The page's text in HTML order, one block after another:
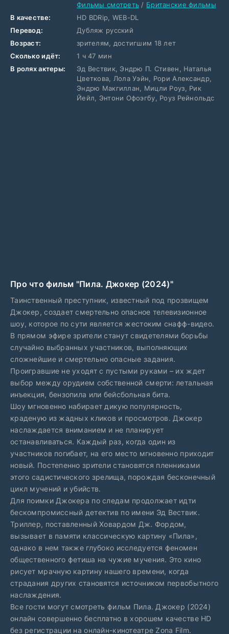
Фильмы смотреть / Британские фильмы
В качестве:
HD BDRip, WEB-DL
Перевод:
Дубляж русский
Возраст:
зрителям, достигшим 18 лет
Сколько идёт:
1 ч 47 мин
В ролях актеры:
Эд Вествик, Эндрю П. Стивен, Наталья
Цветкова, Лола Уэйн, Рори Александр,
Эндрю Макгиллан, Мицли Роуз, Рик
Йейл, Энтони Офоэгбу, Роуз Рейнольдс
Про что фильм "Пила. Джокер (2024)"
Таинственный преступник, известный под прозвищем
Джокер, создает смертельно опасное телевизионное
шоу, которое по сути является жестоким снафф-видео.
В прямом эфире зрители станут свидетелями борьбы
случайно выбранных участников, выполняющих
сложнейшие и смертельно опасные задания.
Проигравшие не уходят с пустыми руками – их ждет
выбор между орудием собственной смерти: летальная
инъекция, бензопила или бейсбольная бита.
Шоу мгновенно набирает дикую популярность,
краденую из жадных кликов и просмотров. Джокер
наслаждается вниманием и не планирует
останавливаться. Каждый раз, когда один из
участников погибает, на его место мгновенно приходит
новый. Постепенно зрители становятся пленниками
этого садистического зрелища, порождая бесконечный
цикл мучений и убийств.
Для поимки Джокера по следам продолжает идти
бескомпромиссный детектив по имени Эд Вествик.
Триллер, поставленный Ховардом Дж. Фордом,
вызывает в памяти классическую картину «Пила»,
однако в нем также глубоко исследуется феномен
общественного фетиша на чужие мучения. Это кино
рисует мрачную картину нашего времени, когда
страдания других становятся источником первобытного
наслаждения.
Все гости могут смотреть фильм Пила. Джокер (2024)
онлайн совершенно бесплатно в хорошем качестве HD
без регистрации на онлайн-кинотеатре Zona Film.